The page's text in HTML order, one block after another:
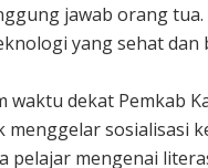
jawab orang
yang sehat dan
waktu dekat Pemkab
menggelar sosialisasi
pelajar mengenai